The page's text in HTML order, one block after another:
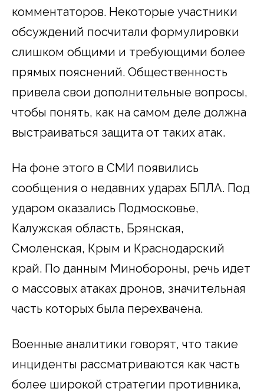
комментаторов. Некоторые участники
обсуждений посчитали формулировки
слишком общими и требующими более
прямых пояснений. Общественность
привела свои дополнительные вопросы,
чтобы понять, как на самом деле должна
выстраиваться защита от таких атак.
На фоне этого в СМИ появились
сообщения о недавних ударах БПЛА. Под
ударом оказались Подмосковье,
Калужская область, Брянская,
Смоленская, Крым и Краснодарский
край. По данным Минобороны, речь идет
о массовых атаках дронов, значительная
часть которых была перехвачена.
Военные аналитики говорят, что такие
инциденты рассматриваются как часть
более широкой стратегии противника,